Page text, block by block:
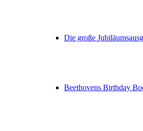
Die große
Beethovens Birthday